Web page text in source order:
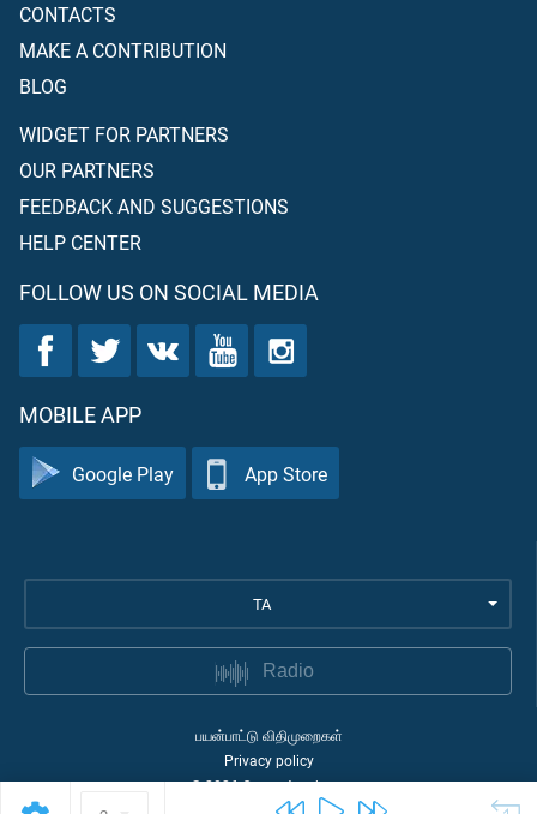
CONTACTS
MAKE A CONTRIBUTION
BLOG
WIDGET FOR PARTNERS
OUR PARTNERS
FEEDBACK AND SUGGESTIONS
HELP CENTER
FOLLOW US ON SOCIAL MEDIA
MOBILE APP
Google Play App Store
TA
Radio
பயன்பாட்டு விதிமுறைகள்
Privacy policy
©2026Quran Academy